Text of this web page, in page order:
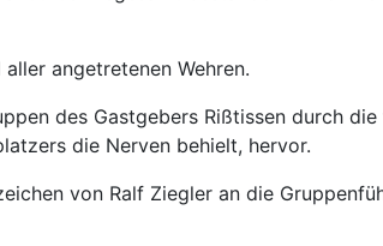
angetretenen Wehren.
des Gastgebers Rißtissen durch
die Nerven behielt, hervor.
von Ralf Ziegler an die